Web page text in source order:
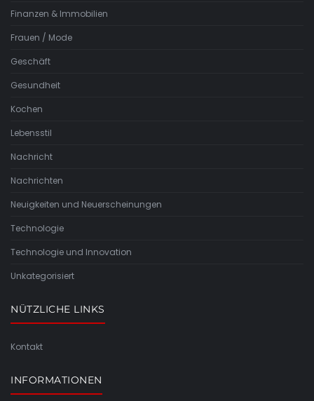
Finanzen & Immobilien
Frauen / Mode
Geschäft
Gesundheit
Kochen
Lebensstil
Nachricht
Nachrichten
Neuigkeiten und Neuerscheinungen
Technologie
Technologie und Innovation
Unkategorisiert
NÜTZLICHE LINKS
Kontakt
INFORMATIONEN